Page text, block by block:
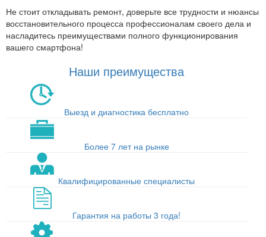
Не стоит откладывать ремонт, доверьте все трудности и нюансы
восстановительного процесса профессионалам своего дела и
насладитесь преимуществами полного функционирования
вашего смартфона!
Наши преимущества
Выезд и диагностика бесплатно
Более 7 лет на рынке
Квалифицированные специалисты
Гарантия на работы 3 года!